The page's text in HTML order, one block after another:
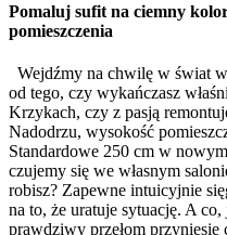
Pomaluj sufit na ciemny
pomieszczenia
Wejdźmy na chwilę w świat
od tego, czy wykańczasz
Krzykach, czy z pasją
Nadodrzu, wysokość
Standardowe 250 cm w
czujemy się we własnym
robisz? Zapewne intuicyjnie
na to, że uratuje sytuację. A
prawdziwy przełom przyniesie